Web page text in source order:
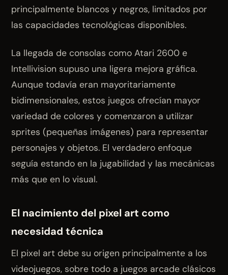
principalmente blancos y negros, limitados por
las capacidades tecnológicas disponibles.
La llegada de consolas como Atari 2600 e
Intellivision supuso una ligera mejora gráfica.
Aunque todavía eran mayoritariamente
bidimensionales, estos juegos ofrecían mayor
variedad de colores y comenzaron a utilizar
sprites (pequeñas imágenes) para representar
personajes y objetos. El verdadero enfoque
seguía estando en la jugabilidad y las mecánicas
más que en lo visual.
El nacimiento del pixel art como
necesidad técnica
El pixel art debe su origen principalmente a los
videojuegos, sobre todo a juegos arcade clásicos